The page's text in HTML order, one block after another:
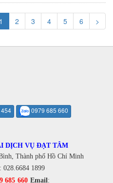
1 2 3 4 5 6 >
0979 685 660
DỊCH VỤ ĐẠT TÂM
Thành phố Hồ Chí Minh
: 028.6684 1899
685 660 Email :